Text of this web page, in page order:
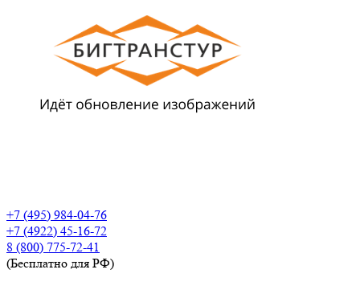
+7 (495) 984-04-76
+7 (4922) 45-16-72
8 (800) 775-72-41
(Бесплатно для РФ)